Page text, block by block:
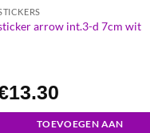
arrow int.3-d 7cm wit
13.30
TOEVOEGEN AAN